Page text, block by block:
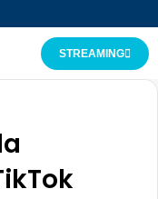
STREAMING